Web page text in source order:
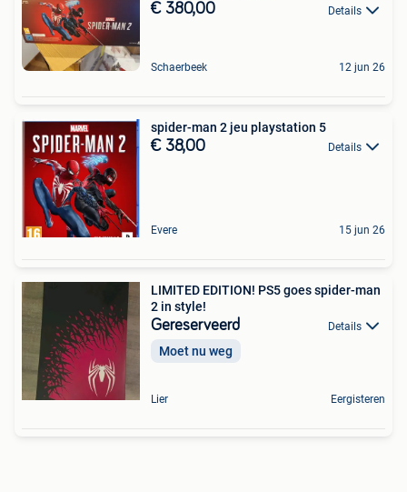
€ 380,00 Details
Schaerbeek 12 jun 26
spider-man 2 jeu playstation 5
€ 38,00 Details
Evere 15 jun 26
LIMITED EDITION! PS5 goes spider-man
2 in style!
Gereserveerd Details
Moet nu weg
Lier Eergisteren